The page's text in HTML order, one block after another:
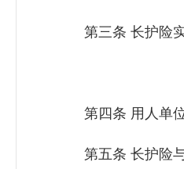
第三条 长护险实
第四条 用人单位
第五条 长护险与